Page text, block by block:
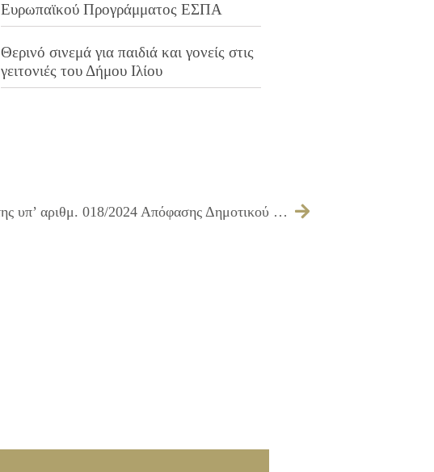
Ευρωπαϊκού Προγράμματος ΕΣΠΑ
Θερινό σινεμά για παιδιά και γονείς στις
γειτονιές του Δήμου Ιλίου
082/2025 – Τροποποίηση της υπ’ αριθμ. 018/2024 Απόφασης Δημοτικού Συμβουλίου ως προς τη μετονομασία του Δικτύου «Οικοδομώντας την Ευρώπη μαζί με τους εκπροσώπους της Τοπικής Αυτοδιοίκησης» (Building Europe with Local Councillors – BELC) σε Δίκτυο Τοπικών Συμβούλων της ΕΕ (EU Local Councillors Network)